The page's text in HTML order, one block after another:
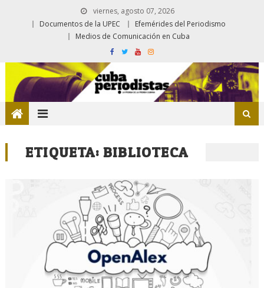
viernes, agosto 07, 2026
Documentos de la UPEC
Efemérides del Periodismo
Medios de Comunicación en Cuba
ETIQUETA: BIBLIOTECA